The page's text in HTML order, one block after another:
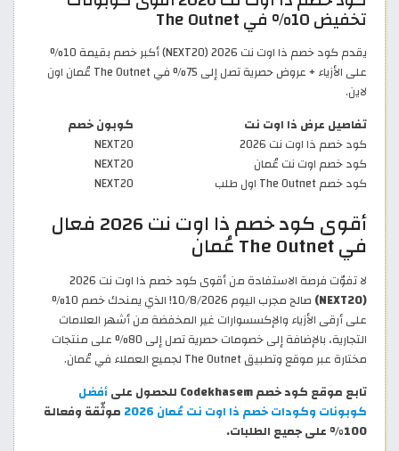
تخفيض 10% في The Outnet
يقدم كود خصم ذا اوت نت 2026 (NEXT20) أكبر خصم بقيمة 10%
على الأزياء + عروض حصرية تصل إلى 75% في The Outnet عُمان اون
لاين.
تفاصيل عرض ذا اوت نت
كوبون خصم
كود خصم ذا اوت نت 2026
NEXT20
كود خصم اوت نت عُمان
NEXT20
كود خصم The Outnet اول طلب
NEXT20
أقوى كود خصم ذا اوت نت 2026 فعال
في The Outnet عُمان
لا تفوّت فرصة الاستفادة من أقوى كود خصم ذا اوت نت 2026
(NEXT20)
صالح مجرب اليوم 10/8/2026! الذي يمنحك خصم 10%
على أرقى الأزياء والإكسسوارات غير المخفضة من أشهر العلامات
التجارية، بالإضافة إلى خصومات حصرية تصل إلى 80% على منتجات
مختارة عبر موقع وتطبيق The Outnet لجميع العملاء في عُمان.
تابع موقع كود خصم Codekhasem للحصول على
أفضل
كوبونات وكودات خصم ذا اوت نت عُمان 2026
موثّقة وفعالة
100% على جميع الطلبات.